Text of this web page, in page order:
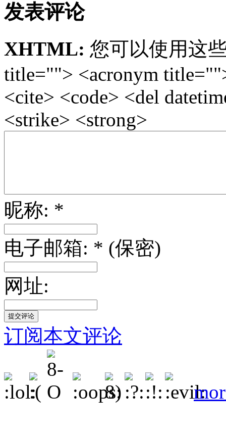
发表评论
XHTML: 您可以使用这
title=""> <acronym
<cite> <code> <del
<strike> <strong>
昵称: *
电子邮箱: * (保密)
网址:
订阅本文评论